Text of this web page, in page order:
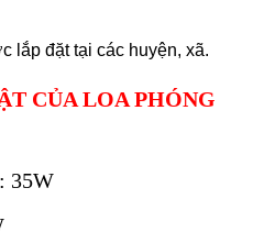
lắp đặt tại các huyện, xã.
CỦA LOA PHÓNG
35W